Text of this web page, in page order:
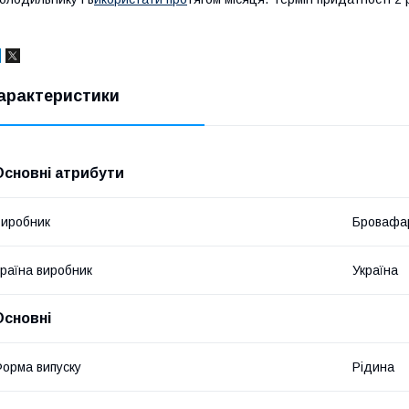
атрибути
виробник Україна
випуску Рідина